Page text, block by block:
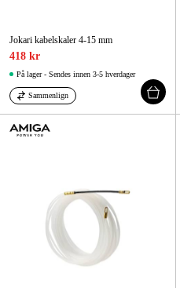
Jokari kabelskaler 4-15 mm
418 kr
På lager - Sendes innen 3-5 hverdager
Sammenlign